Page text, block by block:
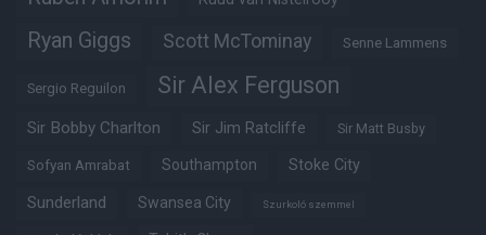
Ryan Giggs Scott McTominay Senne Lammens
Sergio Reguilon Sir Alex Ferguson
Sir Bobby Charlton Sir Jim Ratcliffe Sir Matt Busby
Sofyan Amrabat Southampton Stoke City
Sunderland Swansea City Szurkoló szemmel